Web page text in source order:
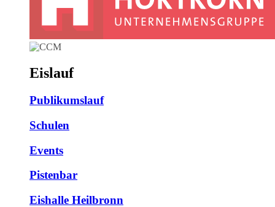
Eislauf
Publikumslauf
Schulen
Events
Pistenbar
Eishalle Heilbronn